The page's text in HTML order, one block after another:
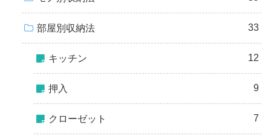
部屋別収納法 33
キッチン 12
押入 9
クローゼット 7